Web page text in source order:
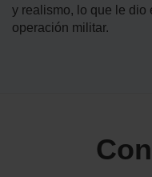
y realismo, lo que le dio
operación militar.